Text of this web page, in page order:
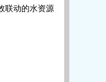
联动的水资源